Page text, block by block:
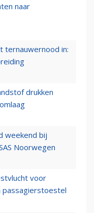
naar
ternauwernood in:
drukken
weekend bij
Noorwegen
voor
passagierstoestel